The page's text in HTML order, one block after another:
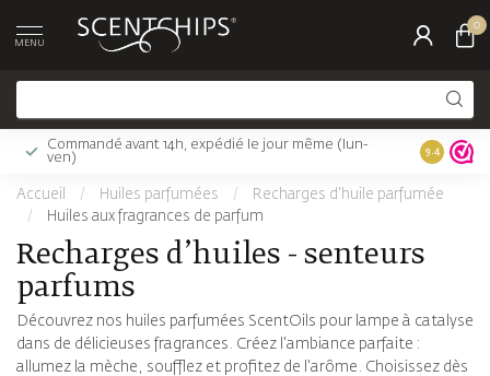
MENU
0
Commandé avant 14h, expédié le jour même (lun-
ven)
Livraison
9.4
Accueil / Huiles parfumées /
Recharges d'huile parfumée
/
Huiles aux fragrances de parfum
Recharges d’huiles - senteurs
parfums
Découvrez nos huiles parfumées ScentOils pour lampe à catalyse
dans de délicieuses fragrances. Créez l'ambiance parfaite :
allumez la mèche, soufflez et profitez de l'arôme. Choisissez dès